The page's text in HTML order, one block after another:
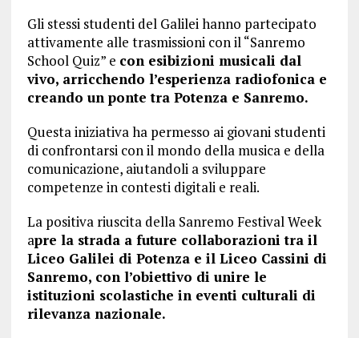
Gli stessi studenti del Galilei hanno partecipato
attivamente alle trasmissioni con il “Sanremo
School Quiz” e con esibizioni musicali dal
vivo, arricchendo l’esperienza radiofonica e
creando un ponte tra Potenza e Sanremo.
Questa iniziativa ha permesso ai giovani studenti
di confrontarsi con il mondo della musica e della
comunicazione, aiutandoli a sviluppare
competenze in contesti digitali e reali.
La positiva riuscita della Sanremo Festival Week
apre la strada a future collaborazioni tra il
Liceo Galilei di Potenza e il Liceo Cassini di
Sanremo, con l’obiettivo di unire le
istituzioni scolastiche in eventi culturali di
rilevanza nazionale.